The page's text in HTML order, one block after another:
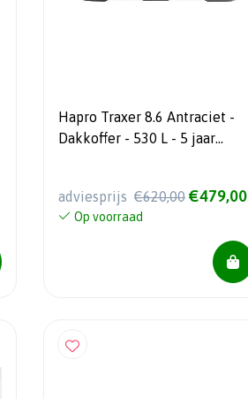
Hapro Traxer 8.6 Antraciet -
Dakkoffer - 530 L - 5 jaar
adviesprijs €620,00 €479,00
Op voorraad